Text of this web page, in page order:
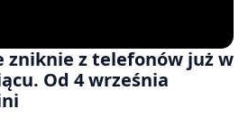
zniknie z telefonów już w
Od 4 września